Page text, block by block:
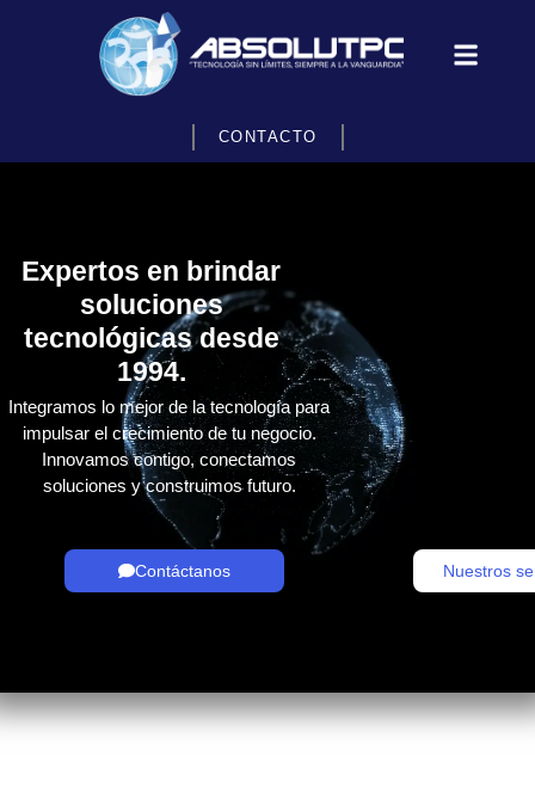
CONTACTO
Expertos en brindar
soluciones
tecnológicas desde
1994.
Integramos lo mejor de la tecnología para
impulsar el crecimiento de tu negocio.
Innovamos contigo, conectamos
soluciones y construimos futuro.
Contáctanos Nuestros